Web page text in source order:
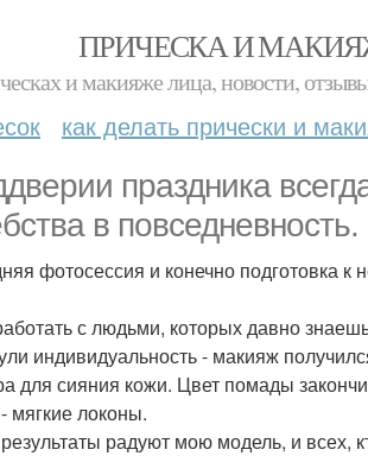
ПРИЧЕСКА И
и макияже лица, новости,
как делать прически и
праздника
в повседневность.
фотосессия и конечно подготовка
с людьми, которых давно
индивидуальность - макияж
для сияния кожи. Цвет помады
мягкие локоны.
радуют мою модель, и всех,